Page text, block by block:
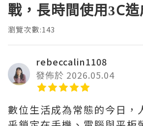
戰，長時間使用3C
瀏覽次數:143
rebeccalin1108
發佈於 2026.05.04
數位生活成為常態的今日，